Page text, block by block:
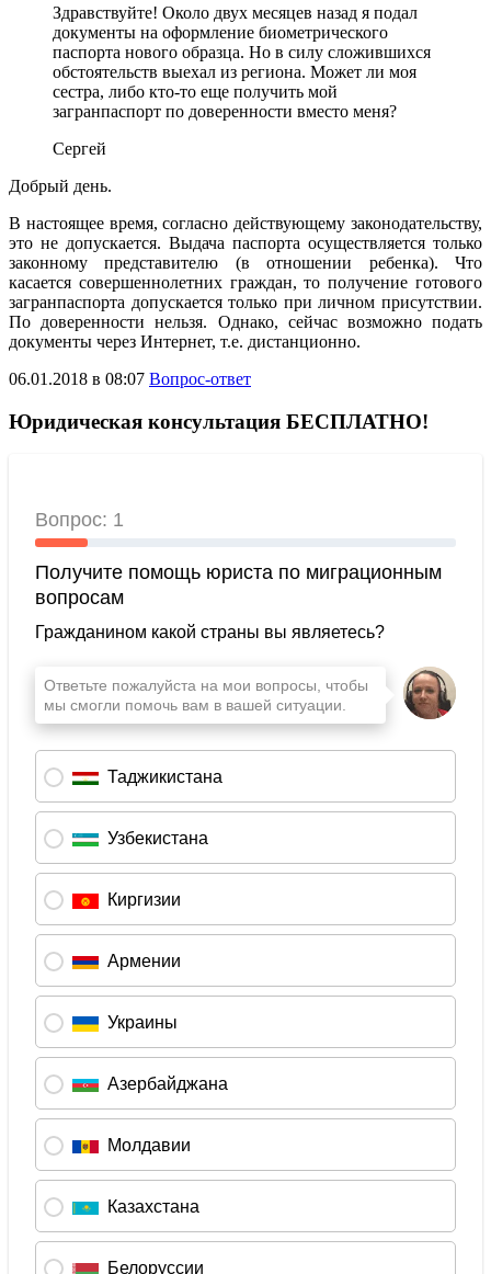
Здравствуйте! Около двух месяцев назад я подал
документы на оформление биометрического
паспорта нового образца. Но в силу сложившихся
обстоятельств выехал из региона. Может ли моя
сестра, либо кто-то еще получить мой
загранпаспорт по доверенности вместо меня?
Сергей
Добрый день.
В настоящее время, согласно действующему законодательству,
это не допускается. Выдача паспорта осуществляется только
законному представителю (в отношении ребенка). Что
касается совершеннолетних граждан, то получение готового
загранпаспорта допускается только при личном присутствии.
По доверенности нельзя. Однако, сейчас возможно подать
документы через Интернет, т.е. дистанционно.
06.01.2018 в 08:07 Вопрос-ответ
Юридическая консультация БЕСПЛАТНО!